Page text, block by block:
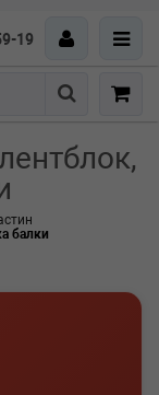
19
Пошук
балки